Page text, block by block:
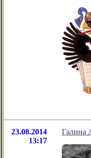
23.08.2014
13:17
Галина